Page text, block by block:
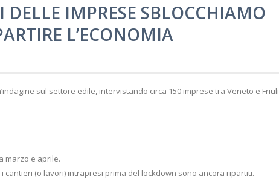
IMPRESE SBLOCCHIAMO
L’ECONOMIA
sul settore edile, intervistando circa 150 imprese tra Veneto e Friuli
marzo e aprile.
cantieri (o lavori) intrapresi prima del lockdown sono ancora ripartiti.